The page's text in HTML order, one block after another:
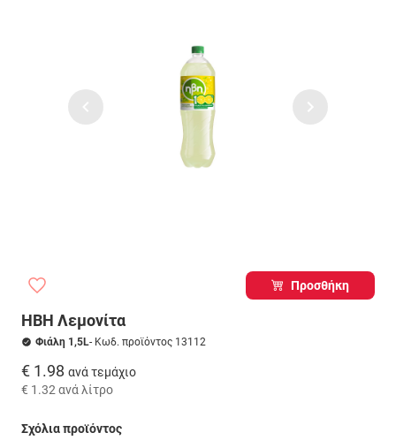
Προσθήκη
ΗΒΗ Λεμονίτα
Φιάλη 1,5L- Κωδ. προϊόντος 13112
€ 1.98 ανά τεμάχιο
€ 1.32 ανά λίτρο
Σχόλια προϊόντος